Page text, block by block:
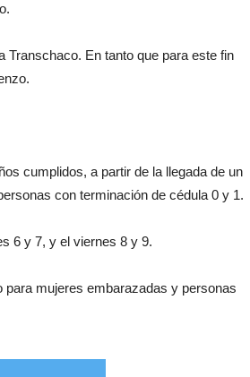
Transchaco. En tanto que para este fin
cumplidos, a partir de la llegada de un
con terminación de cédula 0 y 1.
6 y 7, y el viernes 8 y 9.
para mujeres embarazadas y personas